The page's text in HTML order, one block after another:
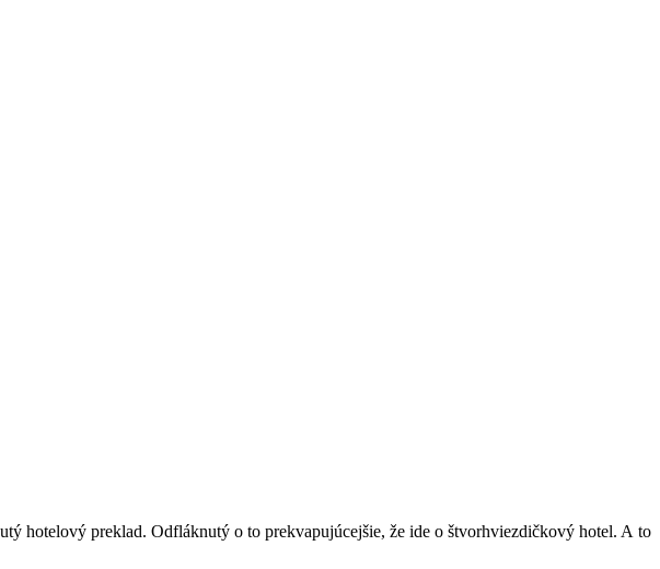
hotelový preklad. Odfláknutý o to prekvapujúcejšie, že ide o štvorhviezdičkový hotel. A to